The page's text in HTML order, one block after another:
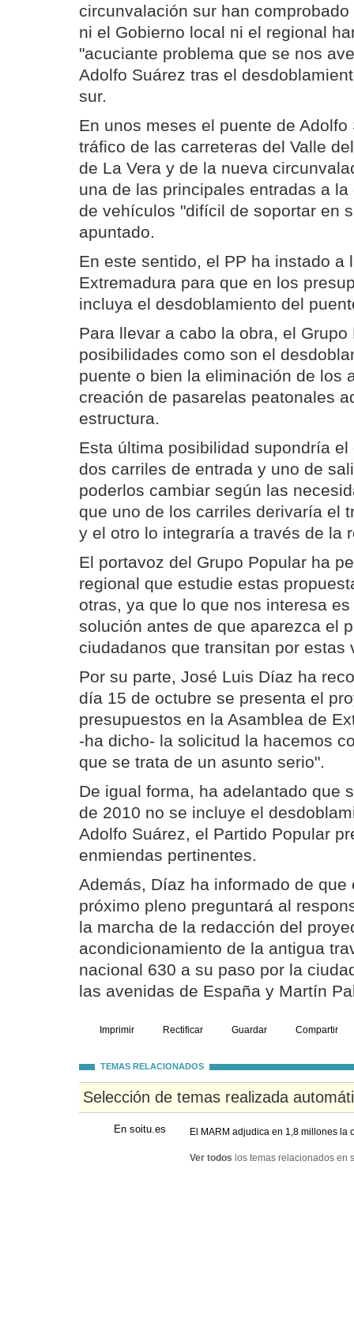
circunvalación sur han
ni el Gobierno local ni el regional
"acuciante problema que se nos
Adolfo Suárez tras el
sur.
En unos meses el puente de
tráfico de las carreteras del Valle
de La Vera y de la nueva
una de las principales entradas a
de vehículos "difícil de soportar en
apuntado.
En este sentido, el PP ha instado a
Extremadura para que en los
incluya el desdoblamiento del
Para llevar a cabo la obra, el
posibilidades como son el
puente o bien la eliminación de los
creación de pasarelas peatonales
estructura.
Esta última posibilidad supondría
dos carriles de entrada y uno de
poderlos cambiar según las
que uno de los carriles derivaría el
y el otro lo integraría a través de la
El portavoz del Grupo Popular ha
regional que estudie estas
otras, ya que lo que nos interesa
solución antes de que aparezca el
ciudadanos que transitan por estas
Por su parte, José Luis Díaz ha
día 15 de octubre se presenta el
presupuestos en la Asamblea de
-ha dicho- la solicitud la hacemos
que se trata de un asunto serio".
De igual forma, ha adelantado que
de 2010 no se incluye el
Adolfo Suárez, el Partido Popular
enmiendas pertinentes.
Además, Díaz ha informado de que
próximo pleno preguntará al
la marcha de la redacción del
acondicionamiento de la antigua
nacional 630 a su paso por la
las avenidas de España y Martín
Imprimir Rectificar Guardar Compartir
TEMAS RELACIONADOS
Selección de temas realizada
En soitu.es El MARM adjudica en 1,8 millones la
Ver todos los temas relacionados en